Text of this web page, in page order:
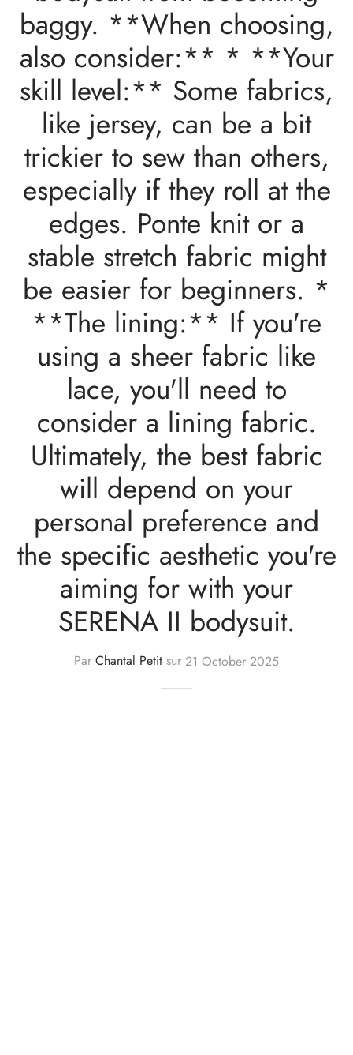
baggy. **When choosing,
also consider:** * **Your
skill level:** Some fabrics,
like jersey, can be a bit
trickier to sew than others,
especially if they roll at the
edges. Ponte knit or a
stable stretch fabric might
be easier for beginners. *
**The lining:** If you're
using a sheer fabric like
lace, you'll need to
consider a lining fabric.
Ultimately, the best fabric
will depend on your
personal preference and
the specific aesthetic you're
aiming for with your
SERENA II bodysuit.
Par Chantal Petit sur 21 October 2025